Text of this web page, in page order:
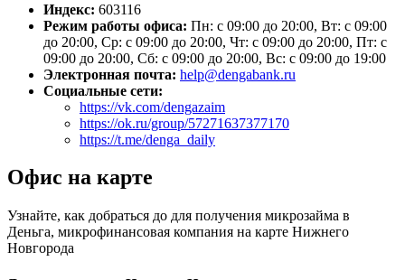
Индекс: 603116
Режим работы офиса: Пн: с 09:00 до 20:00, Вт: с 09:00
до 20:00, Ср: с 09:00 до 20:00, Чт: с 09:00 до 20:00, Пт: с
09:00 до 20:00, Сб: с 09:00 до 20:00, Вс: с 09:00 до 19:00
Электронная почта: help@dengabank.ru
Социальные сети:
https://vk.com/dengazaim
https://ok.ru/group/57271637377170
https://t.me/denga_daily
Офис на карте
Узнайте, как добраться до для получения микрозайма в
Деньга, микрофинансовая компания на карте Нижнего
Новгорода